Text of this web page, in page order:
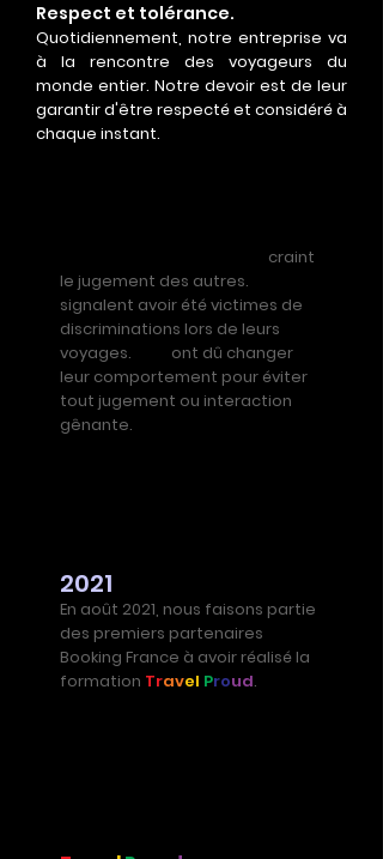
Respect et tolérance.
Quotidiennement, notre entreprise va
à la rencontre des voyageurs du
monde entier. Notre devoir est de leur
garantir d'être respecté et considéré à
chaque instant.
craint
le jugement des autres.
signalent avoir été victimes de
discriminations lors de leurs
voyages.
ont dû changer
leur comportement pour éviter
tout jugement ou interaction
gênante.
2021
En août 2021, nous faisons partie
des premiers partenaires
Booking France à avoir réalisé la
formation Travel Proud.